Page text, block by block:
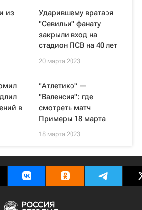
из
Ударившему вратаря
"Севильи" фанату
закрыли вход на
стадион ПСВ на 40 лет
20 марта 2023
в
"Атлетико" —
"Валенсия": где
смотреть матч
Примеры 18 марта
18 марта 2023